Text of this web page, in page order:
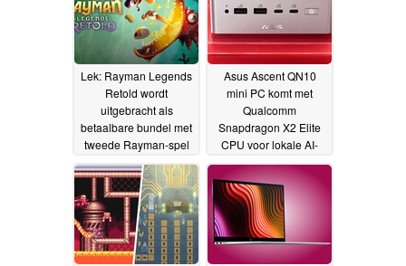
Lek: Rayman Legends
Retold wordt
uitgebracht als
betaalbare bundel met
tweede Rayman-spel
02-06-2026
Asus Ascent QN10
mini PC komt met
Qualcomm
Snapdragon X2 Elite
CPU voor lokale AI-
ontwikkeling en
OpenClaw02-06-2026